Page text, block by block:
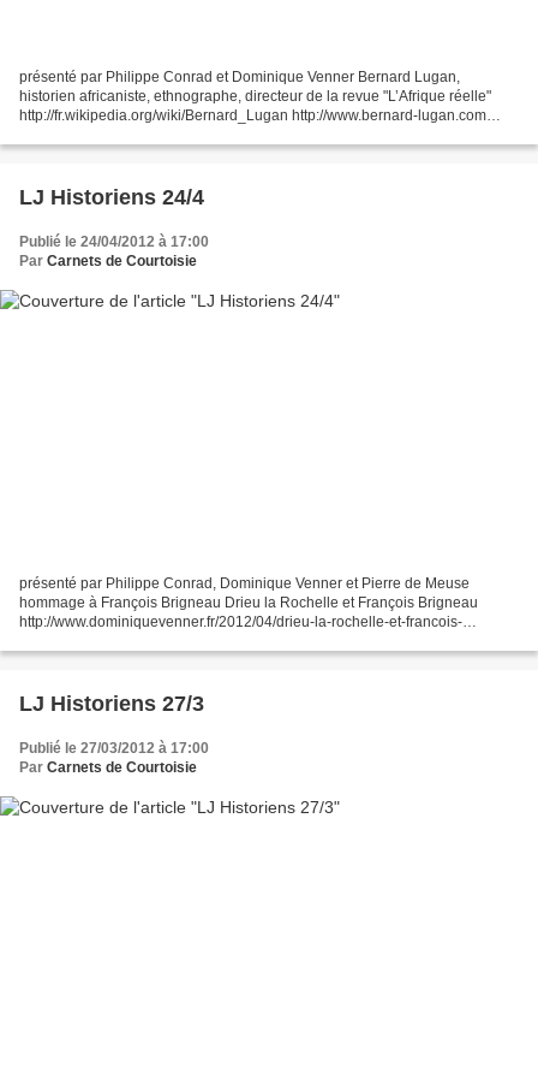
présenté par Philippe Conrad et Dominique Venner Bernard Lugan,
historien africaniste, ethnographe, directeur de la revue "L’Afrique réelle"
http://fr.wikipedia.org/wiki/Bernard_Lugan http://www.bernard-lugan.com
LJ Historiens 24/4
Publié le 24/04/2012 à 17:00
Par Carnets de Courtoisie
présenté par Philippe Conrad, Dominique Venner et Pierre de Meuse
hommage à François Brigneau Drieu la Rochelle et François Brigneau
http://www.dominiquevenner.fr/2012/04/drieu-la-rochelle-et-francois-
LJ Historiens 27/3
Publié le 27/03/2012 à 17:00
Par Carnets de Courtoisie